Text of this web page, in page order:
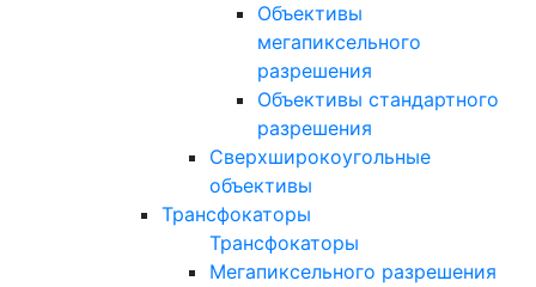
Объективы
мегапиксельного
разрешения
Объективы стандартного
разрешения
Сверхширокоугольные
объективы
Трансфокаторы
Трансфокаторы
Мегапиксельного разрешения